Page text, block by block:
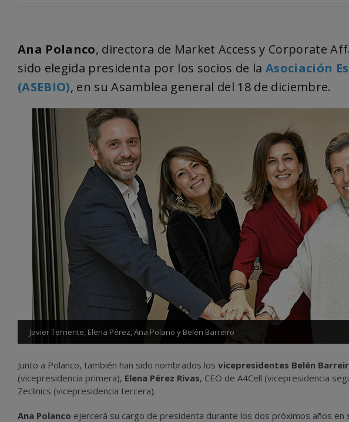
Ana Polanco, directora de Market Access y Corporate
sido elegida presidenta por los socios de laAsociación
(ASEBIO), en su Asamblea general del 18 de diciembre.
Javier Terriente, Elena Pérez, Ana Polano y Belén Barreiro
Junto a Polanco, también han sido nombrados los vicepresidentes Belén
(vicepresidencia primera), Elena Pérez Rivas, CEO de A4Cell (vicepresidencia
Zeclinics (vicepresidencia tercera).
Ana Polanco ejercerá su cargo de presidenta durante los dos próximos años en